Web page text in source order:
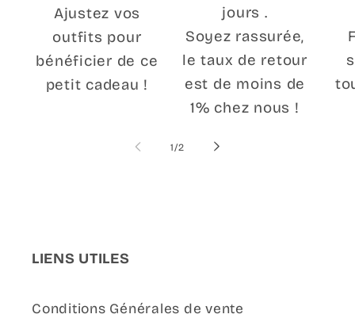
Ajustez vos
outfits pour
bénéficier de ce
petit cadeau !
jours .
Soyez rassurée,
le taux de retour
est de moins de
1% chez nous !
1/de
2
LIENS UTILES
Conditions Générales de vente